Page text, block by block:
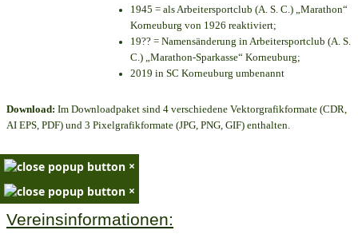
1945 = als Arbeitersportclub (A. S. C.) „Marathon“
Korneuburg von 1926 reaktiviert;
19?? = Namensänderung in Arbeitersportclub (A. S.
C.) „Marathon-Sparkasse“ Korneuburg;
2019 in SC Korneuburg umbenannt
Download: Im Downloadpaket sind 4 verschiedene Vektorgrafikformate (CDR,
AI EPS, PDF) und 3 Pixelgrafikformate (JPG, PNG, GIF) enthalten.
×
×
Vereinsinformationen: